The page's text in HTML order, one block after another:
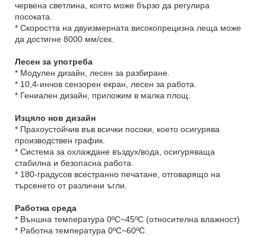
червена светлина, която може бързо да регулира
посоката.
* Скоростта на двуизмерната високопрецизна леща може
да достигне 8000 мм/сек.
Лесен за употреба
* Модулен дизайн, лесен за разбиране.
* 10,4-инчов сензорен екран, лесен за работа.
* Гениален дизайн, приложим в малка площ.
Изцяло нов дизайн
* Прахоустойчив във всички посоки, което осигурява
производствен график.
* Система за охлаждане въздух/вода, осигуряваща
стабилна и безопасна работа.
* 180-градусов всестранно печатане, отговарящо на
търсенето от различни ъгли.
Работна среда
* Външна температура 0ºC~45ºC (относителна влажност)
* Работна температура 0ºC~60ºC